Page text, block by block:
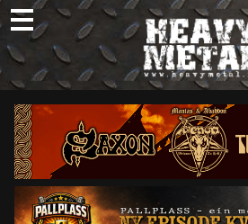
Skip
to
content
Nyheter
Omtaler
Intervjuer
Om oss